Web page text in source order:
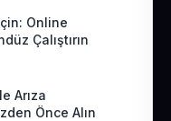
Online
Çalıştırın
Arıza
Önce Alın